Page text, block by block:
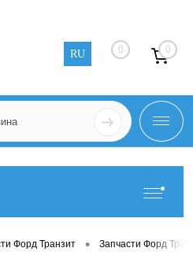
RU 0 0
Форд Транзит • Запчасти Форд